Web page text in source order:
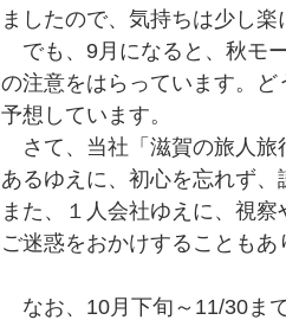
ましたので、気持ちは少し楽
でも、9月になると、秋モ
の注意をはらっています。
予想しています。
さて、当社「滋賀の旅人旅
あるゆえに、初心を忘れず、
また、１人会社ゆえに、視
ご迷惑をおかけすることも
なお、10月下旬～11/30ま